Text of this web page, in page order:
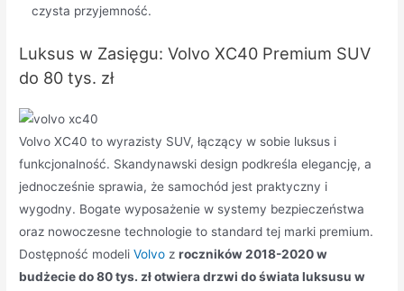
czysta przyjemność.
Luksus w Zasięgu: Volvo XC40 Premium SUV
do 80 tys. zł
Volvo XC40 to wyrazisty SUV, łączący w sobie luksus i
funkcjonalność. Skandynawski design podkreśla elegancję, a
jednocześnie sprawia, że samochód jest praktyczny i
wygodny. Bogate wyposażenie w systemy bezpieczeństwa
oraz nowoczesne technologie to standard tej marki premium.
Dostępność modeliVolvo zroczników 2018-2020 w
budżecie do 80 tys. zł otwiera drzwi do świata luksusu w